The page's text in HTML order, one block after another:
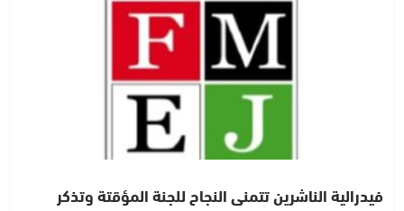
فيدرالية الناشرين تتمنى النجاح للجنة المؤقتة وتذكر